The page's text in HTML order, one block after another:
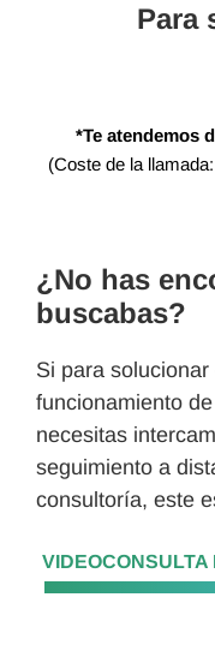
Para
*Te atendemos
(Coste de la
¿No has
buscabas? ​
Si para
funcionamiento
necesitas
seguimiento a
consultoría, este